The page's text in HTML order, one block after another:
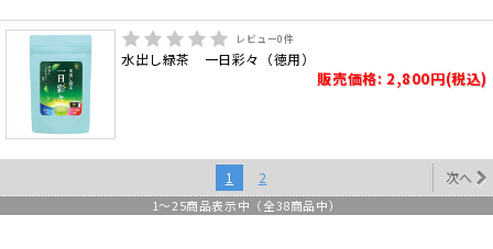
レビュー0件
水出し緑茶 一日彩々（徳用）
販売価格: 2,800円(税込)
1 2 次へ
1～25商品表示中（全38商品中）